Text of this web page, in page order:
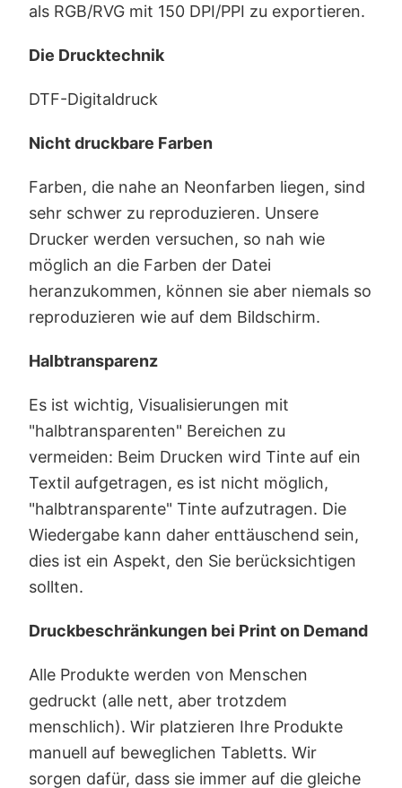
als RGB/RVG mit 150 DPI/PPI zu exportieren.
Die Drucktechnik
DTF-Digitaldruck
Nicht druckbare Farben
Farben, die nahe an Neonfarben liegen, sind
sehr schwer zu reproduzieren. Unsere
Drucker werden versuchen, so nah wie
möglich an die Farben der Datei
heranzukommen, können sie aber niemals so
reproduzieren wie auf dem Bildschirm.
Halbtransparenz
Es ist wichtig, Visualisierungen mit
"halbtransparenten" Bereichen zu
vermeiden: Beim Drucken wird Tinte auf ein
Textil aufgetragen, es ist nicht möglich,
"halbtransparente" Tinte aufzutragen. Die
Wiedergabe kann daher enttäuschend sein,
dies ist ein Aspekt, den Sie berücksichtigen
sollten.
Druckbeschränkungen bei Print on Demand
Alle Produkte werden von Menschen
gedruckt (alle nett, aber trotzdem
menschlich). Wir platzieren Ihre Produkte
manuell auf beweglichen Tabletts. Wir
sorgen dafür, dass sie immer auf die gleiche